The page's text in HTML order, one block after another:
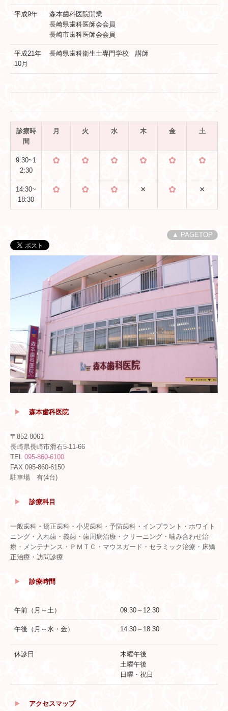
平成9年
森本歯科医院開業
長崎県歯科医師会会員
長崎市歯科医師会会員
平成21年
10月
長崎県歯科衛生士専門学校 講師
診療時
間
月 火 水 木 金 土
9:30~1
2:30
✿ ✿ ✿ ✿ ✿ ✿
14:30~
18:30
✿ ✿ ✿ × ✿ ×
▲ PAGETOP
▶ 森本歯科医院
〒852-8061
長崎県長崎市滑石5-11-66
TEL 095-860-6100
FAX 095-860-6150
駐車場 有(4台)
▶ 診療科目
一般歯科・矯正歯科・小児歯科・予防歯科・インプラント・ホワイト
ニング・入れ歯・義歯・歯周病治療・クリーニング・噛み合わせ治
療・メンテナンス・ＰＭＴＣ・マウスガード・セラミック治療・床矯
正治療・訪問診療
▶ 診療時間
午前（月～土） 09:30～12:30
午後（月～水・金） 14:30～18:30
休診日
木曜午後
土曜午後
日曜・祝日
▶ アクセスマップ